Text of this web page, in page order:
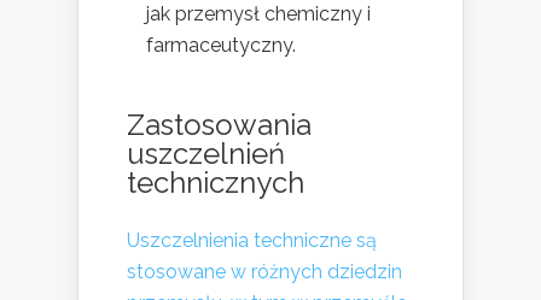
jak przemysł chemiczny i
farmaceutyczny.
Zastosowania
uszczelnień
technicznych
Uszczelnienia techniczne są
stosowane w różnych dziedzin